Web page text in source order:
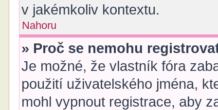
v jakémkoliv kontextu.
Nahoru
» Proč se nemohu
Je možné, že vlastník fóra
použití uživatelského jména,
mohl vypnout registrace, aby